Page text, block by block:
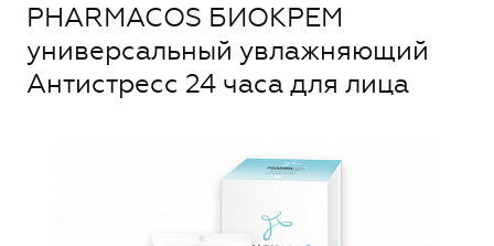
PHARMACOS БИОКРЕМ
универсальный увлажняющий
Антистресс 24 часа для лица